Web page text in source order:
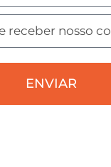
ENVIAR